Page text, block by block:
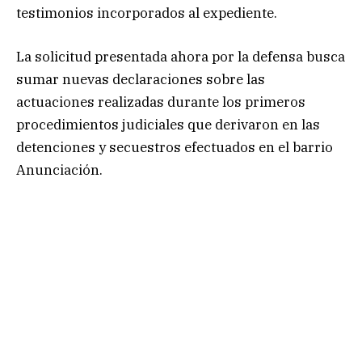
testimonios incorporados al expediente.
La solicitud presentada ahora por la defensa busca
sumar nuevas declaraciones sobre las
actuaciones realizadas durante los primeros
procedimientos judiciales que derivaron en las
detenciones y secuestros efectuados en el barrio
Anunciación.